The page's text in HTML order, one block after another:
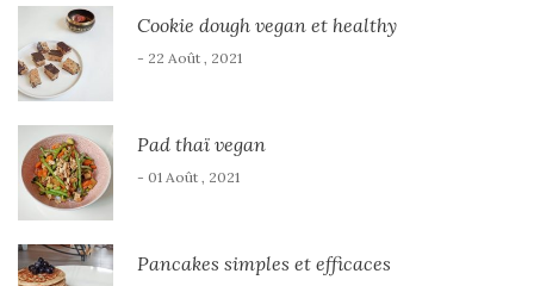
Cookie dough vegan et healthy
- 22 Août , 2021
Pad thaï vegan
- 01 Août , 2021
Pancakes simples et efficaces